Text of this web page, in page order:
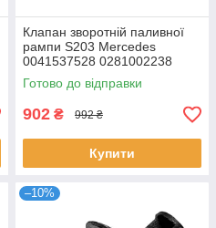
Клапан зворотній паливної
рампи S203 Mercedes
0041537528 0281002238
0281002498 57130758
057130758
Готово до відправки
902 ₴ 992 ₴
Купити
–10%